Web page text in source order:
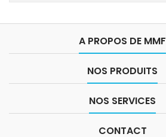
A PROPOS DE MMF
NOS PRODUITS
NOS SERVICES
CONTACT